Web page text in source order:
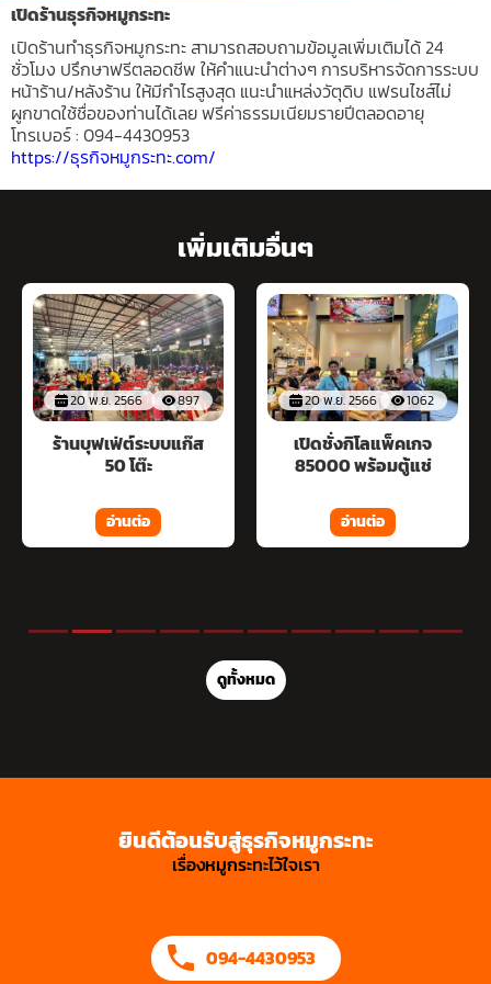
เปิดร้านธุรกิจหมูกระทะ
เปิดร้านทำธุรกิจหมูกระทะ สามารถสอบถามข้อมูลเพิ่มเติมได้ 24
ชั่วโมง ปรึกษาฟรีตลอดชีพ ให้คำแนะนำต่างๆ การบริหารจัดการระบบ
หน้าร้าน/หลังร้าน ให้มีกำไรสูงสุด แนะนำแหล่งวัตุดิบ แฟรนไชส์ไม่
ผูกขาดใช้ชื่อของท่านได้เลย ฟรีค่าธรรมเนียมรายปีตลอดอายุ
โทรเบอร์ : 094-4430953
https://ธุรกิจหมูกระทะ.com/
เพิ่มเติมอื่นๆ
20 พ.ย. 2566 897
ร้านบุฟเฟ่ต์ระบบแก๊ส
50 โต๊ะ
อ่านต่อ
20 พ.ย. 2566 1062
เปิดชั่งกิโลแพ็คเกจ
85000 พร้อมตู้แช่
อ่านต่อ
ดูทั้งหมด
ยินดีต้อนรับสู่ธุรกิจหมูกระทะ
เรื่องหมูกระทะไว้ใจเรา
094-4430953